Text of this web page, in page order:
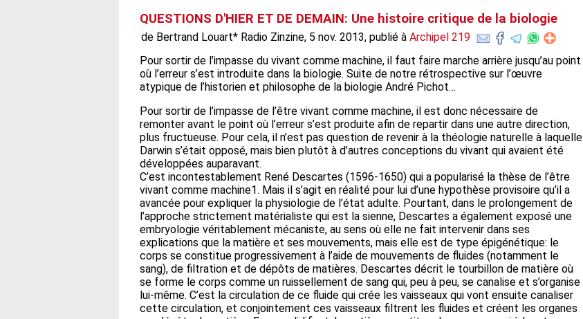
QUESTIONS D'HIER ET DE DEMAIN: Une histoire critique de la biologie
de Bertrand Louart* Radio Zinzine, 5 nov. 2013, publié à Archipel 219
Pour sortir de l’impasse du vivant comme machine, il faut faire marche arrière jusqu’au point
où l’erreur s’est introduite dans la biologie. Suite de notre rétrospective sur l’œuvre
atypique de l’historien et philosophe de la biologie André Pichot…
Pour sortir de l’impasse de l’être vivant comme machine, il est donc nécessaire de
remonter avant le point où l’erreur s’est produite afin de repartir dans une autre direction,
plus fructueuse. Pour cela, il n’est pas question de revenir à la théologie naturelle à laquelle
Darwin s’était opposé, mais bien plutôt à d’autres conceptions du vivant qui avaient été
développées auparavant.
C’est incontestablement René Descartes (1596-1650) qui a popularisé la thèse de l’être
vivant comme machine1. Mais il s’agit en réalité pour lui d’une hypothèse provisoire qu’il a
avancée pour expliquer la physiologie de l’état adulte. Pourtant, dans le prolongement de
l’approche strictement matérialiste qui est la sienne, Descartes a également exposé une
embryologie véritablement mécaniste, au sens où elle ne fait intervenir dans ses
explications que la matière et ses mouvements, mais elle est de type épigénétique: le
corps se constitue progressivement à l’aide de mouvements de fluides (notamment le
sang), de filtration et de dépôts de matières. Descartes décrit le tourbillon de matière où
se forme le corps comme un ruissellement de sang qui, peu à peu, se canalise et s’organise
lui-même. C’est la circulation de ce fluide qui crée les vaisseaux qui vont ensuite canaliser
cette circulation, et conjointement ces vaisseaux filtrent les fluides et créent les organes